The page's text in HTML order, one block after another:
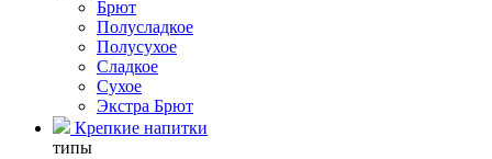
Брют
Полусладкое
Полусухое
Сладкое
Сухое
Экстра Брют
Крепкие напитки
типы